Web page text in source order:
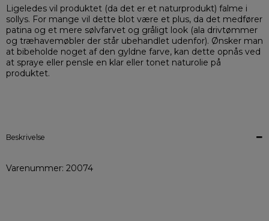
Ligeledes vil produktet (da det er et naturprodukt) falme i
sollys. For mange vil dette blot være et plus, da det medfører
patina og et mere sølvfarvet og gråligt look (ala drivtømmer
og træhavemøbler der står ubehandlet udenfor). Ønsker man
at bibeholde noget af den gyldne farve, kan dette opnås ved
at spraye eller pensle en klar eller tonet naturolie på
produktet.
Beskrivelse
Varenummer: 20074